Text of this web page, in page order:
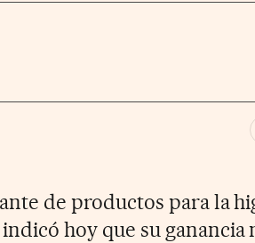
Sociales
de productos para la
hoy que su ganancia